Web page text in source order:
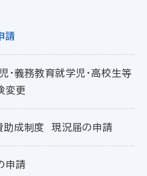
請
・義務教育就学児・高校生等
変更
助成制度 現況届の申請
申請